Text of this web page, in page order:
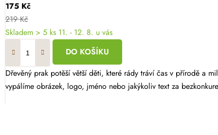
175 Kč
219 Kč
Skladem > 5 ks 11. - 12. 8. u vás
DO KOŠÍKU
Dřevěný prak potěší větší děti, které rády tráví čas v přírodě a
vypálíme obrázek, logo, jméno nebo jakýkoliv text za